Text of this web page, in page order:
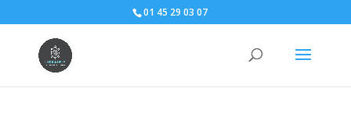
01 45 29 03 07